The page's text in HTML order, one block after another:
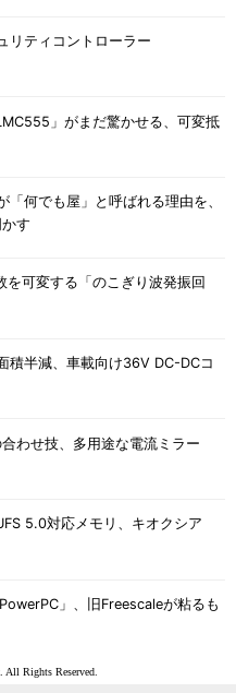
リティコントローラー
」がまだ驚かせる、可変抵
「何でも屋」と呼ばれる理由を、
す
を可変する「のこぎり波発振回
積半減、車載向け36V DC-DCコ
わせ技、多用途な電流ミラー
5.0対応メモリ、キオクシア
」、旧Freescaleが粘るも
Rights Reserved.